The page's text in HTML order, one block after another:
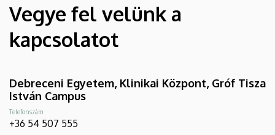
Vegye fel velünk a
kapcsolatot
Debreceni Egyetem, Klinikai Központ, Gróf Tisza
István Campus
Telefonszám
+36 54 507 555